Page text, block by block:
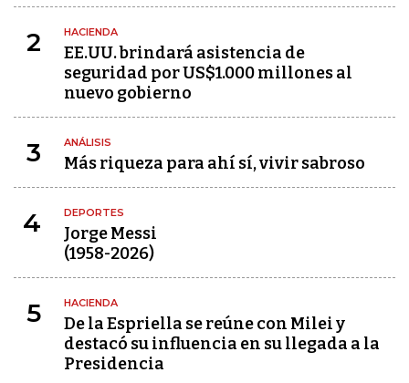
2 HACIENDA
EE.UU. brindará asistencia de
seguridad por US$1.000 millones al
nuevo gobierno
3 ANÁLISIS
Más riqueza para ahí sí, vivir sabroso
4 DEPORTES
Jorge Messi
(1958-2026)
5 HACIENDA
De la Espriella se reúne con Milei y
destacó su influencia en su llegada a la
Presidencia